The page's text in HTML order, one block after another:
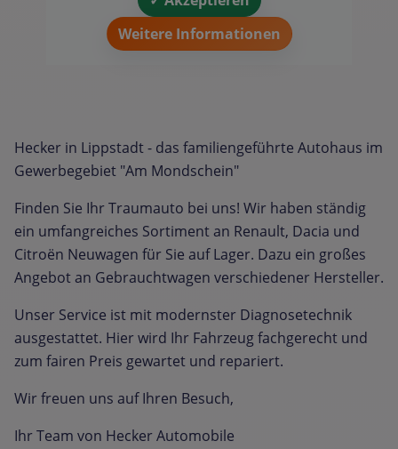
Weitere Informationen
Hecker in Lippstadt - das familiengeführte Autohaus im
Gewerbegebiet "Am Mondschein"
Finden Sie Ihr Traumauto bei uns! Wir haben ständig
ein umfangreiches Sortiment an Renault, Dacia und
Citroën Neuwagen für Sie auf Lager. Dazu ein großes
Angebot an Gebrauchtwagen verschiedener Hersteller.
Unser Service ist mit modernster Diagnosetechnik
ausgestattet. Hier wird Ihr Fahrzeug fachgerecht und
zum fairen Preis gewartet und repariert.
Wir freuen uns auf Ihren Besuch,
Ihr Team von Hecker Automobile